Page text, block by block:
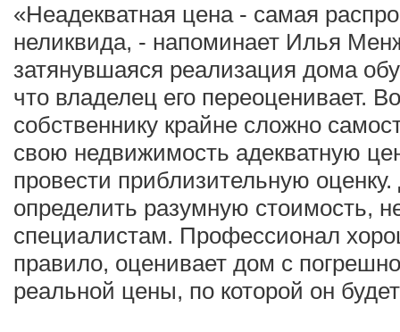
«Неадекватная цена - самая
неликвида, - напоминает Илья
затянувшаяся реализация дома
что владелец его переоценивает.
собственнику крайне сложно
свою недвижимость адекватную
провести приблизительную
определить разумную стоимость,
специалистам. Профессионал
правило, оценивает дом с
реальной цены, по которой он